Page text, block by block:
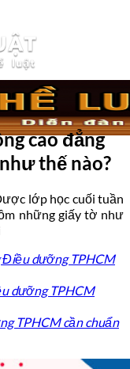
cao đẳng
thế nào?
lớp học cuối tuần
những giấy tờ như
Điều dưỡng TPHCM
dưỡng TPHCM
TPHCM cần chuẩn